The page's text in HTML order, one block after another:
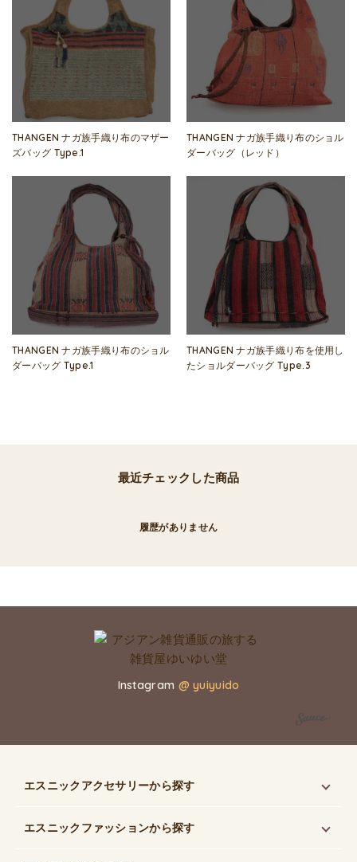
THANGEN ナガ族手織り布のマザー
ズバッグ Type.1
THANGEN ナガ族手織り布のショル
ダーバッグ（レッド）
THANGEN ナガ族手織り布のショル
ダーバッグ Type.1
THANGEN ナガ族手織り布を使用し
たショルダーバッグ Type.3
最近チェックした商品
履歴がありません
Instagram @ yuiyuido
エスニックアクセサリーから探す
エスニックファッションから探す